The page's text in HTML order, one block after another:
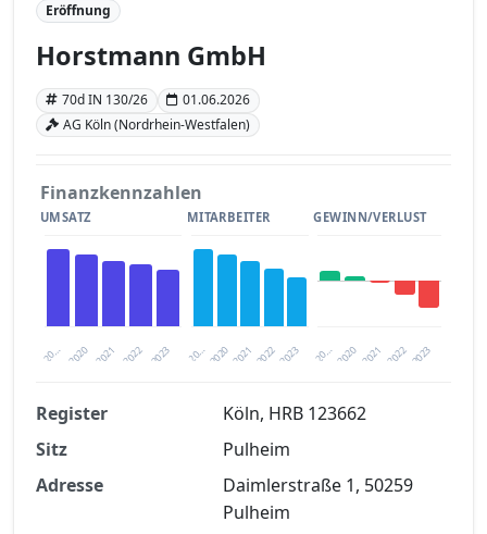
Eröffnung
Horstmann GmbH
70d IN 130/26
01.06.2026
AG Köln (Nordrhein-Westfalen)
Finanzkennzahlen
UMSATZ
20… 2021 2023
2020 2022
MITARBEITER
20… 2021 2023
2020 2022
GEWINN/VERLUST
20… 2021 2023
2020 2022
Finanzkennzahlen nach kostenloser
Registrierung verfügbar
Jetzt kostenlos registrieren
Register
Köln, HRB 123662
Sitz
Pulheim
Adresse
Daimlerstraße 1, 50259
Pulheim